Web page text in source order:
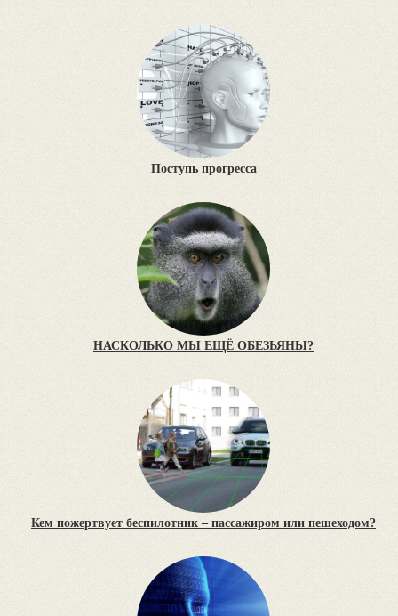
Поступь прогресса
НАСКОЛЬКО МЫ ЕЩЁ ОБЕЗЬЯНЫ?
Кем пожертвует беспилотник – пассажиром или пешеходом?